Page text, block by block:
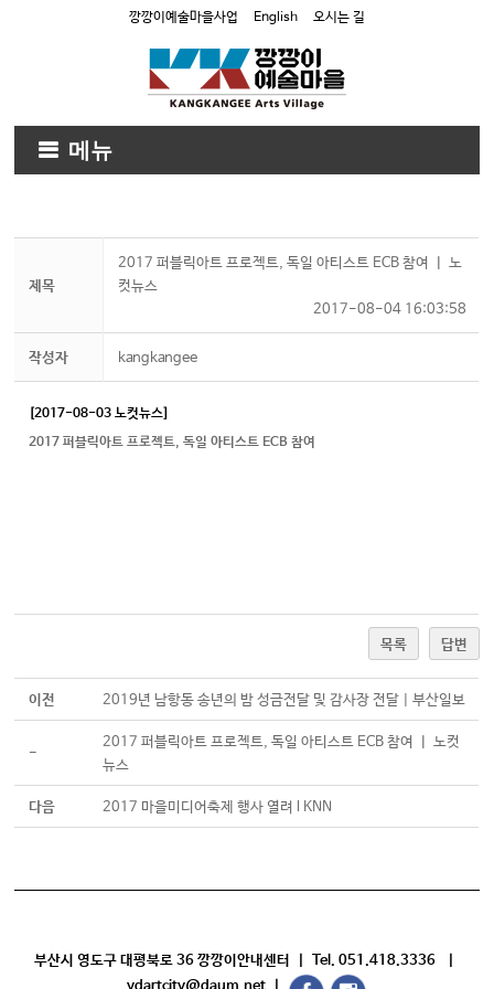
깡깡이예술마을사업 English 오시는 길
메뉴
제목
2017 퍼블릭아트 프로젝트, 독일 아티스트 ECB 참여 ㅣ 노
컷뉴스
2017-08-04 16:03:58
작성자 kangkangee
[2017-08-03 노컷뉴스]
2017 퍼블릭아트 프로젝트, 독일 아티스트 ECB 참여
목록 답변
이전 2019년 남항동 송년의 밤 성금전달 및 감사장 전달 | 부산일보
-
2017 퍼블릭아트 프로젝트, 독일 아티스트 ECB 참여 ㅣ 노컷
뉴스
다음 2017 마을미디어축제 행사 열려 l KNN
부산시 영도구 대평북로 36 깡깡이안내센터 | Tel. 051.418.3336 |